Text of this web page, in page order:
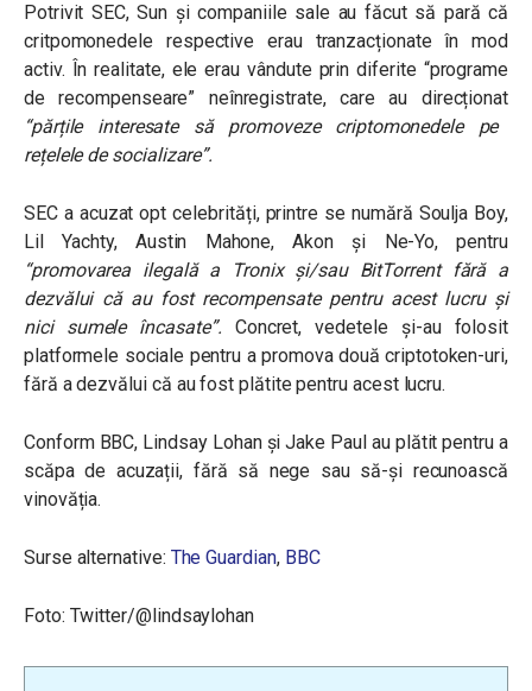
Potrivit SEC, Sun și companiile sale au făcut să pară că
critpomonedele respective erau tranzacționate în mod
activ. În realitate, ele erau vândute prin diferite “programe
de recompenseare” neînregistrate, care au direcționat
“părțile interesate să promoveze criptomonedele pe
rețelele de socializare”.
SEC a acuzat opt ​​celebrități, printre se numără Soulja Boy,
Lil Yachty, Austin Mahone, Akon și Ne-Yo, pentru
“promovarea ilegală a Tronix și/sau BitTorrent fără a
dezvălui că au fost recompensate pentru acest lucru și
nici sumele încasate”. Concret, vedetele și-au folosit
platformele sociale pentru a promova două criptotoken-uri,
fără a dezvălui că au fost plătite pentru acest lucru.
Conform BBC, Lindsay Lohan și Jake Paul au plătit pentru a
scăpa de acuzații, fără să nege sau să-și recunoască
vinovăția.
Surse alternative: The Guardian,BBC
Foto: Twitter/@lindsaylohan